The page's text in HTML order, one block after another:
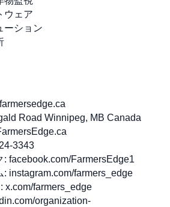
ウェア
ーション
Road Winnipeg, MB Canada
3343
: facebook.com/FarmersEdge1
: instagram.com/farmers_edge
x.com/farmers_edge
organization-